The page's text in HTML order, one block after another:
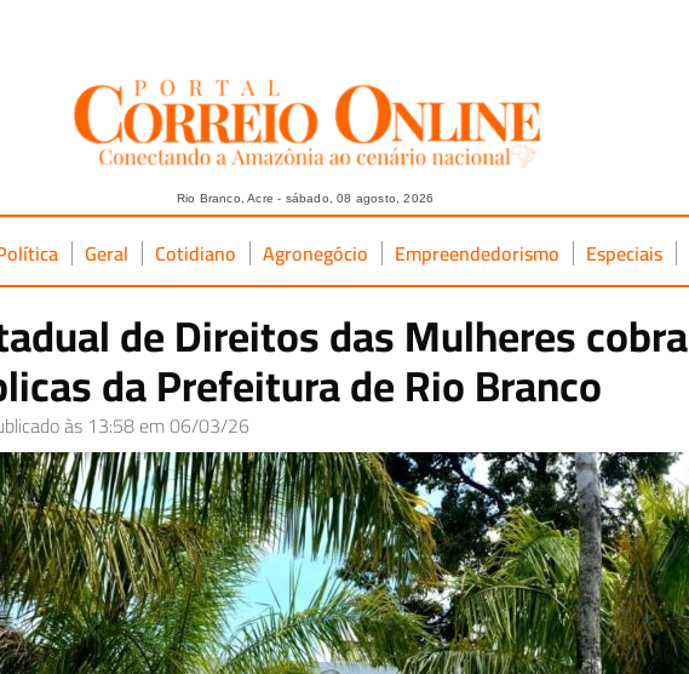
Rio Branco, Acre - sábado, 08 agosto, 2026
Geral Cotidiano Agronegócio Empreendedorismo Especiais
de Direitos das Mulheres cobra
da Prefeitura de Rio Branco
às 13:58 em 06/03/26